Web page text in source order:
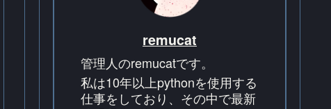
remucat
管理人のremucatです。
私は10年以上pythonを使用する
仕事をしており、その中で最新